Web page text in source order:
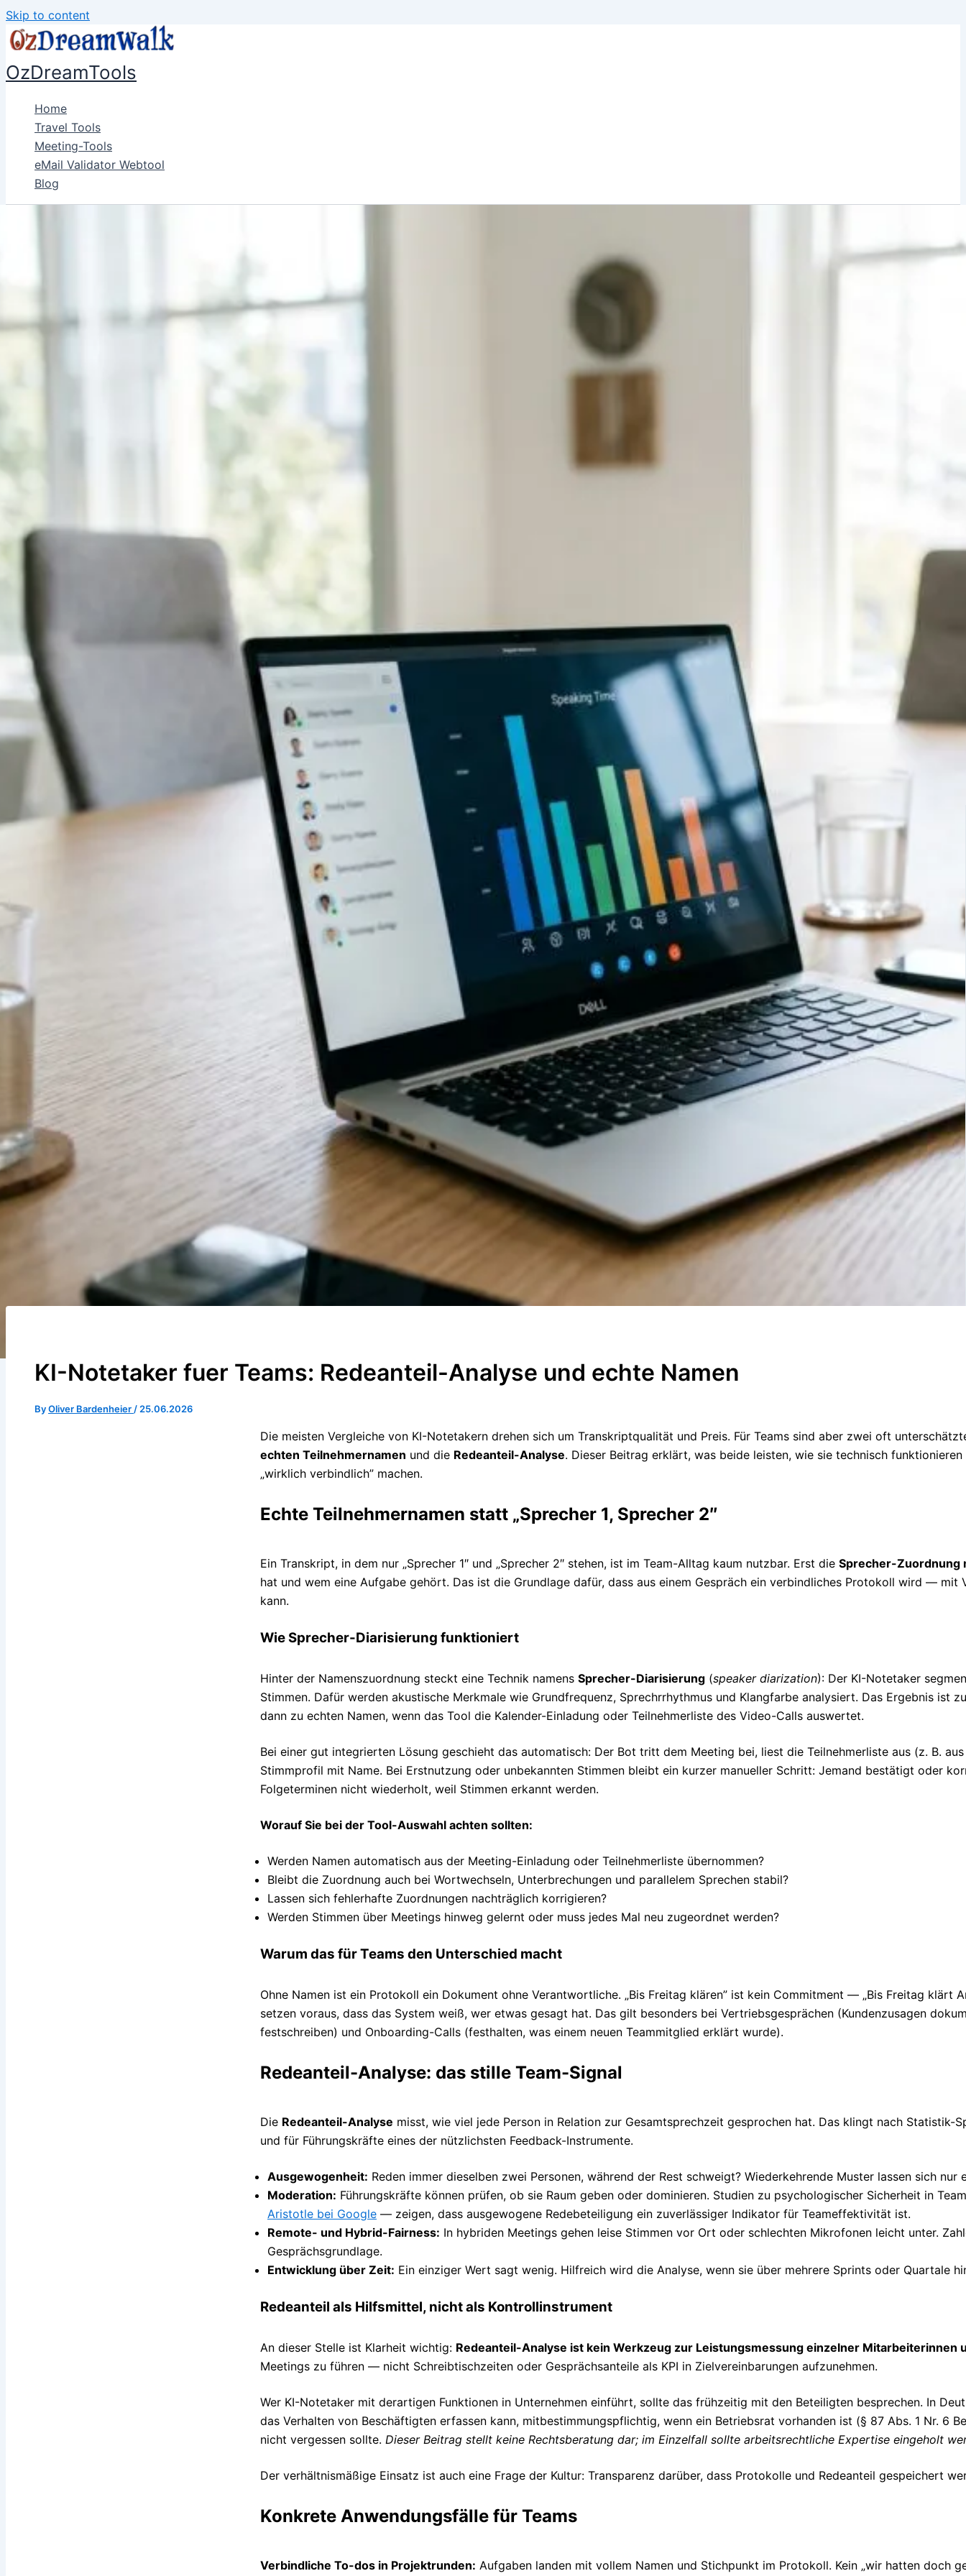
Skip to content
OzDreamTools
Home
Travel Tools
Meeting-Tools
eMail Validator Webtool
Blog
KI-Notetaker fuer Teams: Redeanteil-Analyse und echte Namen
ByOliver Bardenheier / 25.06.2026
Die meisten Vergleiche von KI-Notetakern drehen sich um Transkriptqualität und Preis. Für Teams sind aber zwei oft
echten Teilnehmernamen und die Redeanteil-Analyse. Dieser Beitrag erklärt, was beide leisten, wie sie technisch
„wirklich verbindlich” machen.
Echte Teilnehmernamen statt „Sprecher 1, Sprecher 2″
Ein Transkript, in dem nur „Sprecher 1″ und „Sprecher 2″ stehen, ist im Team-Alltag kaum nutzbar. Erst die Sprecher-Zuordnung
hat und wem eine Aufgabe gehört. Das ist die Grundlage dafür, dass aus einem Gespräch ein verbindliches Protokoll wird —
kann.
Wie Sprecher-Diarisierung funktioniert
Hinter der Namenszuordnung steckt eine Technik namens Sprecher-Diarisierung (speaker diarization): Der KI-Notetaker
Stimmen. Dafür werden akustische Merkmale wie Grundfrequenz, Sprechrrhythmus und Klangfarbe analysiert. Das Ergebnis ist
dann zu echten Namen, wenn das Tool die Kalender-Einladung oder Teilnehmerliste des Video-Calls auswertet.
Bei einer gut integrierten Lösung geschieht das automatisch: Der Bot tritt dem Meeting bei, liest die Teilnehmerliste aus (z. B.
Stimmprofil mit Name. Bei Erstnutzung oder unbekannten Stimmen bleibt ein kurzer manueller Schritt: Jemand bestätigt oder
Folgeterminen nicht wiederholt, weil Stimmen erkannt werden.
Worauf Sie bei der Tool-Auswahl achten sollten:
Werden Namen automatisch aus der Meeting-Einladung oder Teilnehmerliste übernommen?
Bleibt die Zuordnung auch bei Wortwechseln, Unterbrechungen und parallelem Sprechen stabil?
Lassen sich fehlerhafte Zuordnungen nachträglich korrigieren?
Werden Stimmen über Meetings hinweg gelernt oder muss jedes Mal neu zugeordnet werden?
Warum das für Teams den Unterschied macht
Ohne Namen ist ein Protokoll ein Dokument ohne Verantwortliche. „Bis Freitag klären” ist kein Commitment — „Bis Freitag klärt
setzen voraus, dass das System weiß, wer etwas gesagt hat. Das gilt besonders bei Vertriebsgesprächen (Kundenzusagen
festschreiben) und Onboarding-Calls (festhalten, was einem neuen Teammitglied erklärt wurde).
Redeanteil-Analyse: das stille Team-Signal
Die Redeanteil-Analyse misst, wie viel jede Person in Relation zur Gesamtsprechzeit gesprochen hat. Das klingt nach
und für Führungskräfte eines der nützlichsten Feedback-Instrumente.
Ausgewogenheit: Reden immer dieselben zwei Personen, während der Rest schweigt? Wiederkehrende Muster lassen sich nur
Moderation: Führungskräfte können prüfen, ob sie Raum geben oder dominieren. Studien zu psychologischer Sicherheit in
Aristotle bei Google — zeigen, dass ausgewogene Redebeteiligung ein zuverlässiger Indikator für Teameffektivität ist.
Remote- und Hybrid-Fairness: In hybriden Meetings gehen leise Stimmen vor Ort oder schlechten Mikrofonen leicht unter.
Gesprächsgrundlage.
Entwicklung über Zeit: Ein einziger Wert sagt wenig. Hilfreich wird die Analyse, wenn sie über mehrere Sprints oder Quartale
Redeanteil als Hilfsmittel, nicht als Kontrollinstrument
An dieser Stelle ist Klarheit wichtig: Redeanteil-Analyse ist kein Werkzeug zur Leistungsmessung einzelner Mitarbeiterinnen
Meetings zu führen — nicht Schreibtischzeiten oder Gesprächsanteile als KPI in Zielvereinbarungen aufzunehmen.
Wer KI-Notetaker mit derartigen Funktionen in Unternehmen einführt, sollte das frühzeitig mit den Beteiligten besprechen. In
das Verhalten von Beschäftigten erfassen kann, mitbestimmungspflichtig, wenn ein Betriebsrat vorhanden ist (§ 87 Abs. 1 Nr. 6
nicht vergessen sollte. Dieser Beitrag stellt keine Rechtsberatung dar; im Einzelfall sollte arbeitsrechtliche Expertise eingeholt
Der verhältnismäßige Einsatz ist auch eine Frage der Kultur: Transparenz darüber, dass Protokolle und Redeanteil gespeichert
Konkrete Anwendungsfälle für Teams
Verbindliche To-dos in Projektrunden: Aufgaben landen mit vollem Namen und Stichpunkt im Protokoll. Kein „wir hatten doch